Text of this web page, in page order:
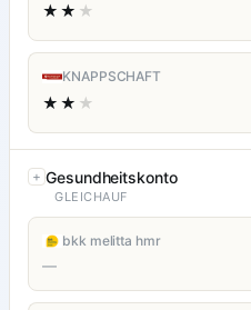
★★ ★
KNAPPSCHAFT
★★ ★
Gesundheitskonto
GLEICHAUF
bkk melitta hmr
—